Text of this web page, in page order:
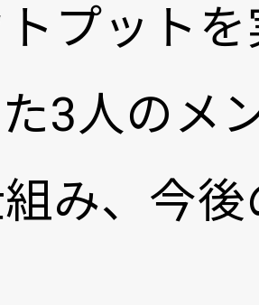
プットを
3人のメ
み、今後